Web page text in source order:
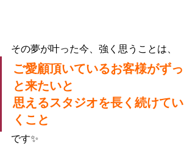
その夢が叶った今、強く思うことは、
ご愛顧頂いているお客様がずっ
と来たいと
思えるスタジオを長く続けてい
くこと
です✨